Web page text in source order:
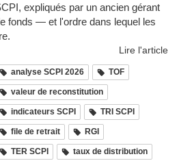
expliqués par un ancien gérant
fonds — et l'ordre dans lequel les
Lire l'article
analyse SCPI 2026 TOF
valeur de reconstitution
indicateurs SCPI TRI SCPI
file de retrait RGI
TER SCPI taux de distribution